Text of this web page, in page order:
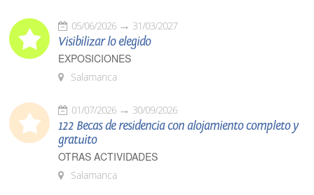
05/06/2026 31/03/2027
Visibilizar lo elegido
EXPOSICIONES
Salamanca
01/07/2026 30/09/2026
122 Becas de residencia con alojamiento completo y
gratuito
OTRAS ACTIVIDADES
Salamanca